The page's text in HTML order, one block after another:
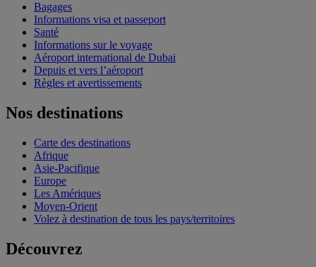
Bagages
Informations visa et passeport
Santé
Informations sur le voyage
Aéroport international de Dubai
Depuis et vers l’aéroport
Règles et avertissements
Nos destinations
Carte des destinations
Afrique
Asie-Pacifique
Europe
Les Amériques
Moyen-Orient
Volez à destination de tous les pays/territoires
Découvrez